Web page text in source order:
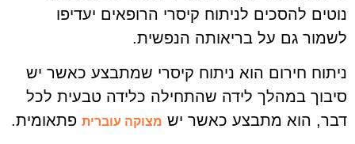
נוטים להסכים לניתוח קיסרי הרופאים יעדיפו
לשמור גם על בריאותה הנפשית.
ניתוח חירום הוא ניתוח קיסרי שמתבצע כאשר יש
סיבוך במהלך לידה שהתחילה כלידה טבעית לכל
דבר, הוא מתבצע כאשר יש מצוקה עוברית פתאומית.